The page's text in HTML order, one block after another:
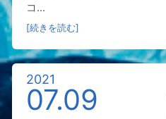
コ...
[続きを読む]
2021
07.09